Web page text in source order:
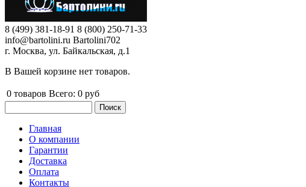
8 (499) 381-18-91 8 (800) 250-71-33
info@bartolini.ru Bartolini702
г. Москва, ул. Байкальская, д.1
В Вашей корзине нет товаров.
0 товаров Всего: 0 руб
Главное меню
Главная
О компании
Гарантии
Доставка
Оплата
Контакты